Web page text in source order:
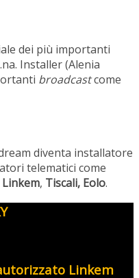
dei più importanti
Installer (Alenia
broadcastcome
diventa installatore
telematici come
Linkem, Tiscali, Eolo.
Linkem